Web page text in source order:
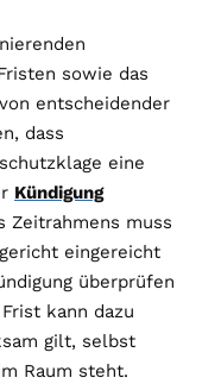
sowie das
entscheidender
dass
eine
Kündigung
Zeitrahmens muss
eingereicht
überprüfen
kann dazu
gilt, selbst
Raum steht.